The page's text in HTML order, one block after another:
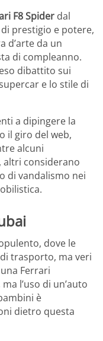
F8 Spider dal
prestigio e potere,
d’arte da un
di compleanno.
dibattito sui
e lo stile di
a dipingere la
il giro del web,
alcuni
altri considerano
di vandalismo nei
dove le
trasporto, ma veri
Ferrari
l’uso di un’auto
è
dietro questa